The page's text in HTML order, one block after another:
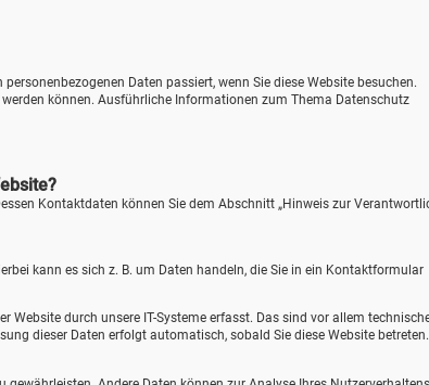
Daten passiert, wenn Sie diese Website besuchen.
können. Ausführliche Informationen zum Thema Datenschutz
Kontaktdaten können Sie dem Abschnitt „Hinweis zur
kann es sich z. B. um Daten handeln, die Sie in ein Kontaktformular
durch unsere IT-Systeme erfasst. Das sind vor allem
dieser Daten erfolgt automatisch, sobald Sie diese Website betreten.